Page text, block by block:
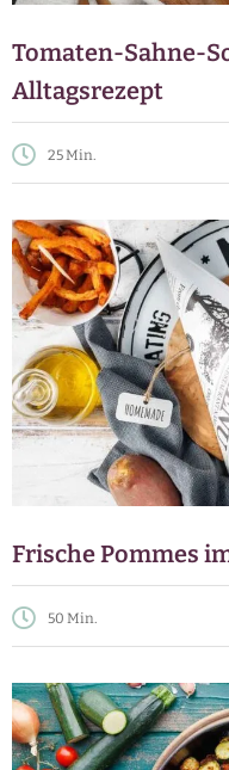
Tomaten-Sahne-
Alltagsrezept
25 Min.
Frische Pommes
50 Min.